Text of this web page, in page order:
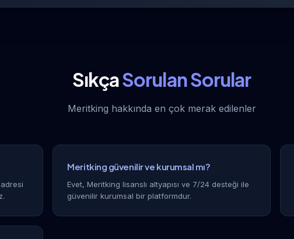
SıkçaSorulan Sorular
Meritking hakkında en çok merak edilenler
Meritking güvenilir ve kurumsal mı?
Evet, Meritking lisanslı altyapısı ve 7/24 desteği ile
güvenilir kurumsal bir platformdur.